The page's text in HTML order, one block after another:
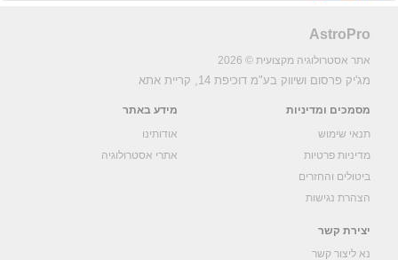
AstroPro
אתר אסטרולוגיה מקצועית © 2026
מג'יק פרסום ושיווק בע"מ דוכיפת 14, קריית אתא
מסמכים ומדיניות
תנאי שימוש
מדיניות פרטיות
ביטולים והחזרים
הצהרת נגישות
מידע באתר
אודותינו
אתרי אסטרולוגיה
יצירת קשר
נא ליצור קשר